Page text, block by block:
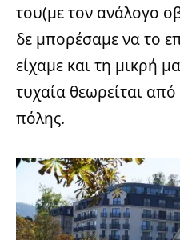
του(με τον ανάλογο
δε μπορέσαμε να το
είχαμε και τη μικρή
τυχαία θεωρείται
πόλης.